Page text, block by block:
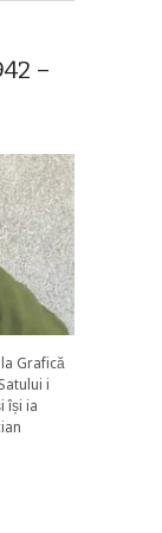
–
Grafică
i
își ia